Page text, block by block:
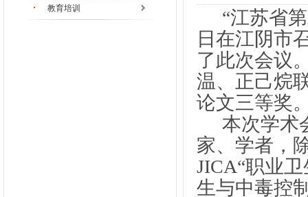
教育培训
“江苏省
日在江阴市
了此次会议
温、正己烷
论文三等奖
本次学术
家、学者，
JICA“职业
生与中毒控